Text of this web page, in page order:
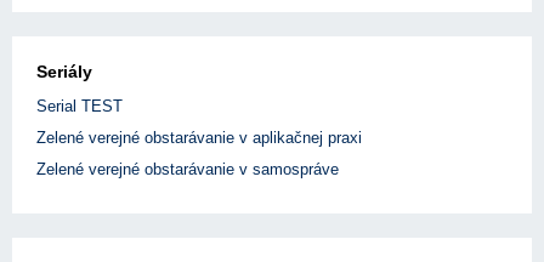
Seriály
Serial TEST
Zelené verejné obstarávanie v aplikačnej praxi
Zelené verejné obstarávanie v samospráve